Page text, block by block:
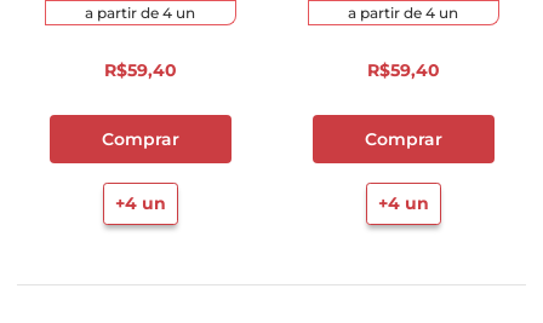
a partir de 4 un
R$59,40
Comprar
+4un
a partir de 4 un
R$59,40
Comprar
+4un